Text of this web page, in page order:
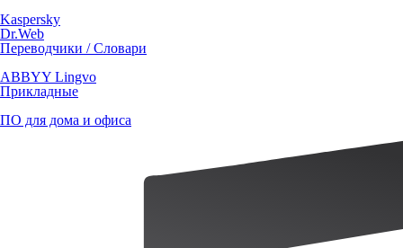
Kaspersky
Dr.Web
Переводчики / Словари
ABBYY Lingvo
Прикладные
ПО для дома и офиса